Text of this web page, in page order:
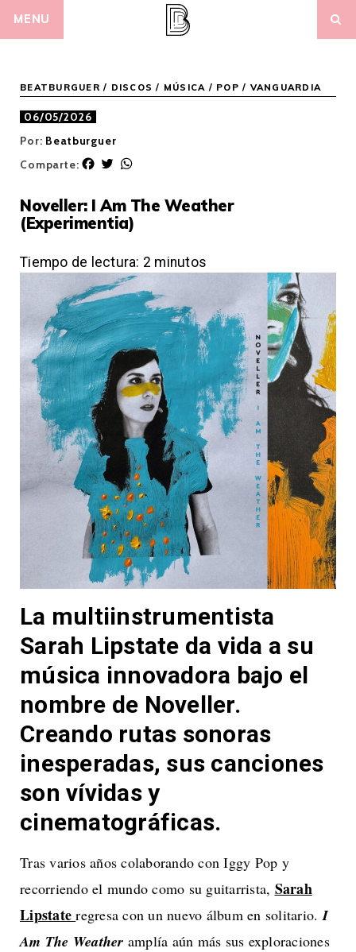
MENU
BEATBURGUER / DISCOS / MÚSICA / POP / VANGUARDIA
06/05/2026
Por: Beatburguer
Comparte:
F
e
b
o
k
T
t
t
r
t
p
p
Noveller: I Am The Weather
(Experimentia)
Tiempo de lectura: 2 minutos
La multiinstrumentista
Sarah Lipstate da vida a su
música innovadora bajo el
nombre de Noveller.
Creando rutas sonoras
inesperadas, sus canciones
son vívidas y
cinematográficas.
Tras varios años colaborando con Iggy Pop y
recorriendo el mundo como su guitarrista, Sarah
Lipstate regresa con un nuevo álbum en solitario.I
Am The Weather amplía aún más sus exploraciones